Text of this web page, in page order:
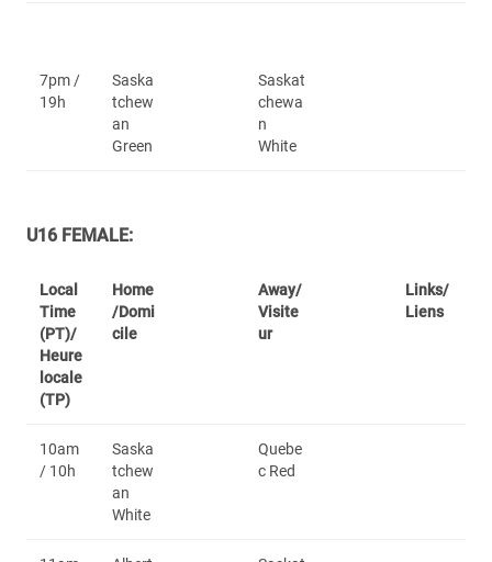
7pm /
19h
Saska
tchew
an
Green
Saskat
chewa
n
White
U16 FEMALE:
Local
Time
(PT)/
Heure
locale
(TP)
Home
/Domi
cile
Away/
Visite
ur
Links/
Liens
10am
/ 10h
Saska
tchew
an
White
Quebe
c Red